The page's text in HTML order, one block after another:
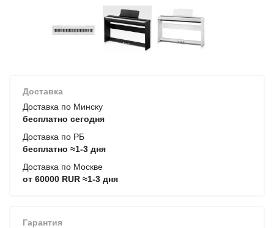
Доставка
Доставка по Минску
бесплатно сегодня
Доставка по РБ
бесплатно ≈1-3 дня
Доставка по Москве
от 60000 RUR ≈1-3 дня
Гарантия